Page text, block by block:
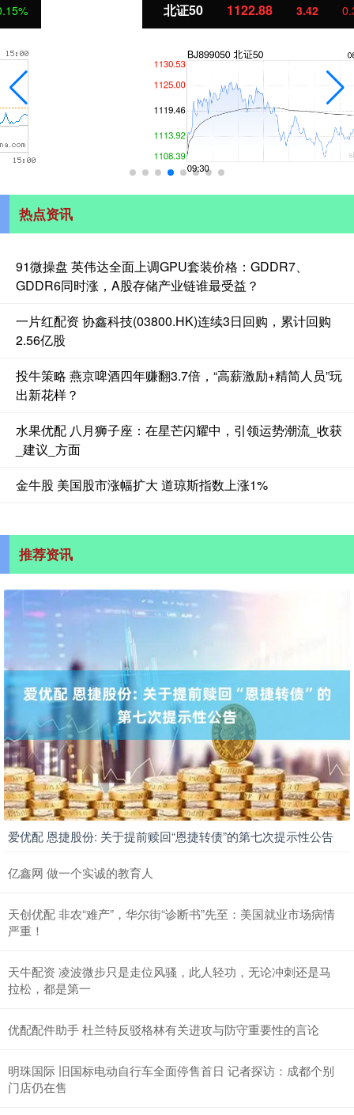
1122.88 0.30%
热点资讯
91微操盘 英伟达全面上调GPU套装价格：GDDR7、
GDDR6同时涨，A股存储产业链谁最受益？
一片红配资 协鑫科技(03800.HK)连续3日回购，累计回购
2.56亿股
投牛策略 燕京啤酒四年赚翻3.7倍，“高薪激励+精简人员”玩
出新花样？
水果优配 八月狮子座：在星芒闪耀中，引领运势潮流_收获
_建议_方面
金牛股 美国股市涨幅扩大 道琼斯指数上涨1%
推荐资讯
爱优配 恩捷股份: 关于提前赎回“恩捷转债”的第七次提示性公告
亿鑫网 做一个实诚的教育人
天创优配 非农“难产”，华尔街“诊断书”先至：美国就业市场病情
严重！
天牛配资 凌波微步只是走位风骚，此人轻功，无论冲刺还是马
拉松，都是第一
优配配件助手 杜兰特反驳格林有关进攻与防守重要性的言论
明珠国际 旧国标电动自行车全面停售首日 记者探访：成都个别
门店仍在售